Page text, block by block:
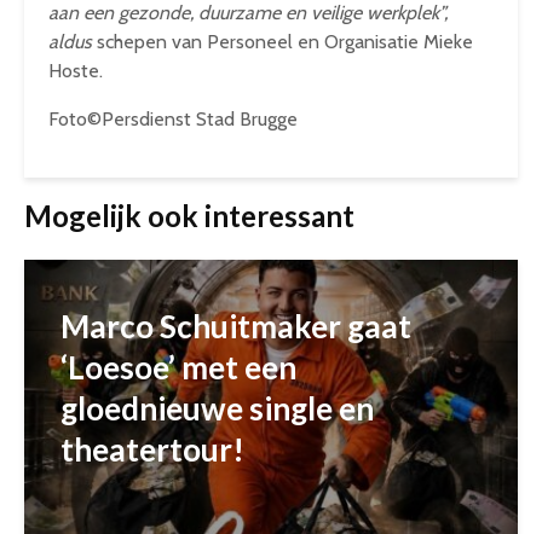
aan een gezonde, duurzame en veilige werkplek”,
aldusschepen van Personeel en Organisatie Mieke
Hoste.
Foto©Persdienst Stad Brugge
Mogelijk ook interessant
Marco Schuitmaker gaat
‘Loesoe’ met een
gloednieuwe single en
theatertour!